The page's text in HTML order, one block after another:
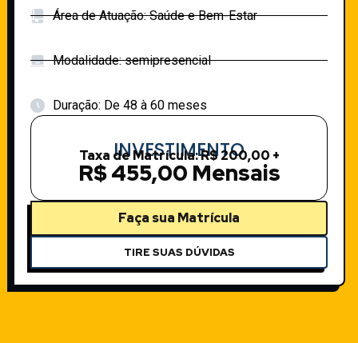
Área de Atuação: Saúde e Bem-Estar
Modalidade: semipresencial
Duração: De 48 à 60 meses
INVESTIMENTO
Taxa de Matrícula: R$ 200,00 +
R$ 455,00 Mensais
Faça sua Matrícula
TIRE SUAS DÚVIDAS